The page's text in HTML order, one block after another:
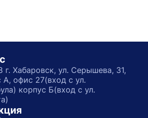
г. Хабаровск, ул. Серышева, 31,
А, офис 27(вход с ул.
корпус Б(вход с ул.